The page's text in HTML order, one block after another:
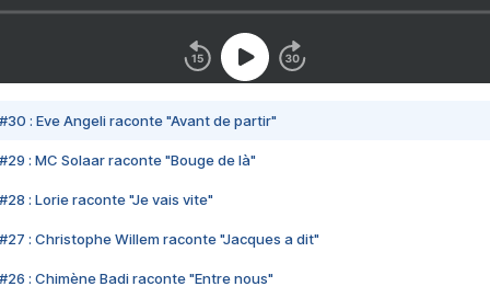
#30 : Eve Angeli raconte "Avant de partir"
#29 : MC Solaar raconte "Bouge de là"
#28 : Lorie raconte "Je vais vite"
#27 : Christophe Willem raconte "Jacques a dit"
#26 : Chimène Badi raconte "Entre nous"